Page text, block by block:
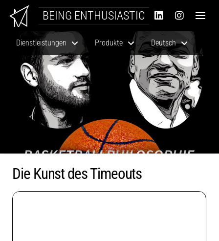
BEING ENTHUSIASTIC
Dienstleistungen Produkte Deutsch
Die Kunst des Timeouts